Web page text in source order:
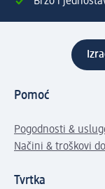
Pomoć
Pogodnosti &
Načini & troškovi
Tvrtka